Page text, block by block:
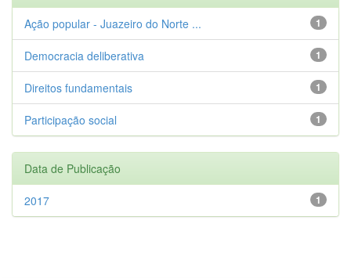
1
Ação popular - Juazeiro do Norte ...
1
Democracia deliberativa
1
Direitos fundamentais
1
Participação social
Data de Publicação
1
2017